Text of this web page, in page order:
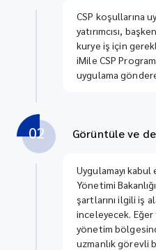
CSP koşullarına
yatırımcısı,
kurye iş için
iMile CSP
uygulama
02 Görüntüle ve
Uygulamayı
Yönetimi
şartlarını ilgili iş
inceleyecek.
yönetim
uzmanlık görevli